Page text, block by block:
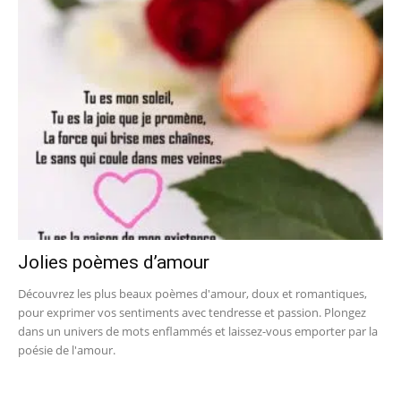
Jolies poèmes d’amour
Découvrez les plus beaux poèmes d'amour, doux et romantiques,
pour exprimer vos sentiments avec tendresse et passion. Plongez
dans un univers de mots enflammés et laissez-vous emporter par la
poésie de l'amour.